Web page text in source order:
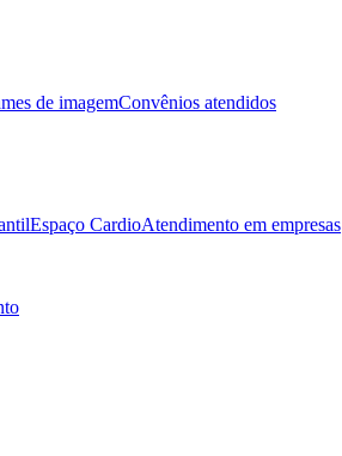
de imagemConvênios atendidos
Espaço CardioAtendimento em empresas